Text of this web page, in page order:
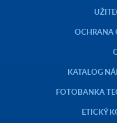
OCHRANA
KATALOG
FOTOBANKA
ETICKÝ